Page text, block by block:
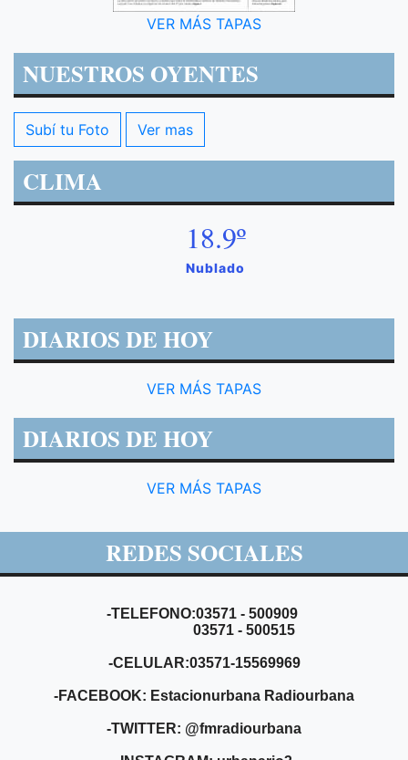
VER MÁS TAPAS
NUESTROS OYENTES
Subí tu Foto Ver mas
CLIMA
18.9º
Nublado
DIARIOS DE HOY
VER MÁS TAPAS
DIARIOS DE HOY
VER MÁS TAPAS
REDES SOCIALES
-TELEFONO:03571 - 500909
03571 - 500515
-CELULAR:03571-15569969
-FACEBOOK: Estacionurbana Radiourbana
-TWITTER: @fmradiourbana